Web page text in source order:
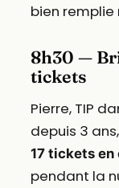
bien remplie
8h30 —
tickets
Pierre, TIP
depuis 3
17 tickets en
pendant la